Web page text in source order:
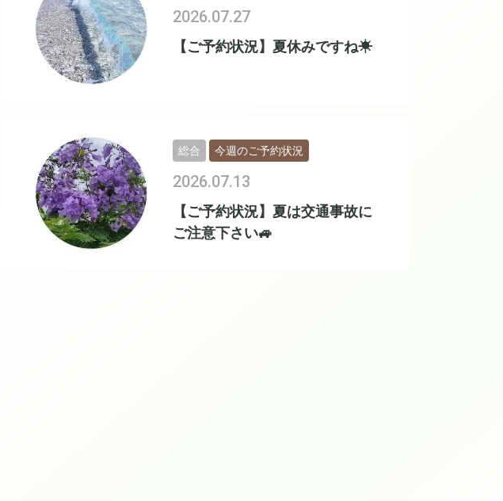
【ご予約状況】夏休みですね☀
2026.07.27
【ご予約状況】夏は交通事故に
ご注意下さい🚙
2026.07.13
総合 今週のご予約状況